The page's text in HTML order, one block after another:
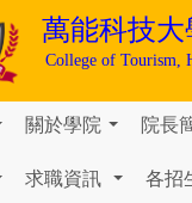
萬能科技大
College of Tourism,
關於學院 院長
求職資訊 各招